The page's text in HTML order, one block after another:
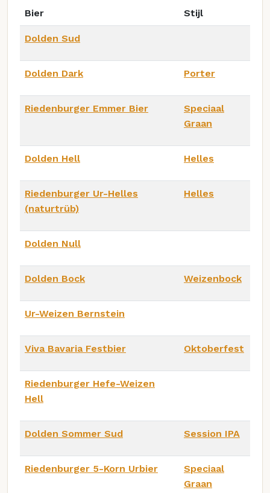
Bier Stijl
Dolden Sud
Dolden Dark Porter
Riedenburger Emmer Bier
Speciaal
Graan
Dolden Hell Helles
Riedenburger Ur-Helles
(naturtrüb)
Helles
Dolden Null
Dolden Bock Weizenbock
Ur-Weizen Bernstein
Viva Bavaria Festbier Oktoberfest
Riedenburger Hefe-Weizen
Hell
Dolden Sommer Sud Session IPA
Riedenburger 5-Korn Urbier
Speciaal
Graan